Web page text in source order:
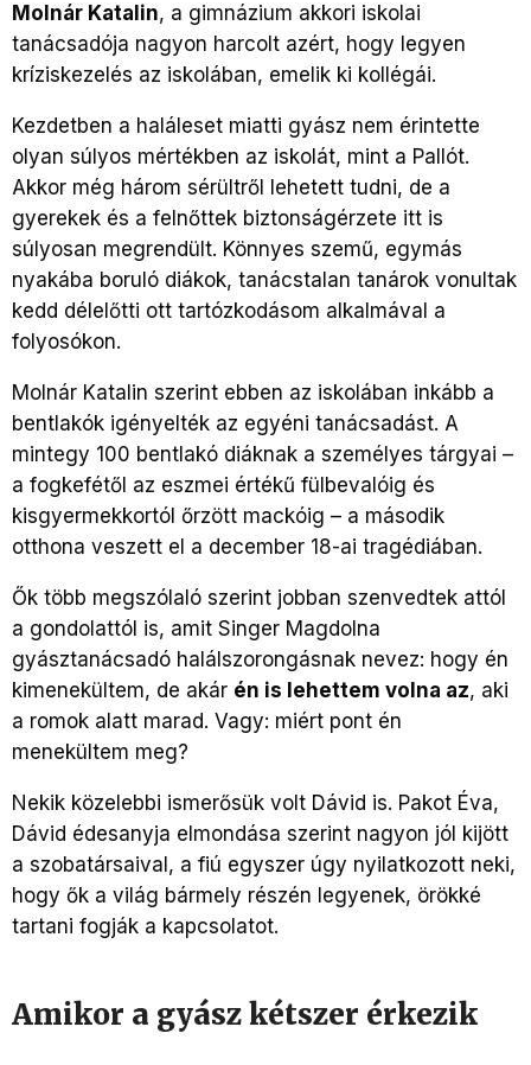
Molnár Katalin, a gimnázium akkori iskolai
tanácsadója nagyon harcolt azért, hogy legyen
kríziskezelés az iskolában, emelik ki kollégái.
Kezdetben a haláleset miatti gyász nem érintette
olyan súlyos mértékben az iskolát, mint a Pallót.
Akkor még három sérültről lehetett tudni, de a
gyerekek és a felnőttek biztonságérzete itt is
súlyosan megrendült. Könnyes szemű, egymás
nyakába boruló diákok, tanácstalan tanárok vonultak
kedd délelőtti ott tartózkodásom alkalmával a
folyosókon.
Molnár Katalin szerint ebben az iskolában inkább a
bentlakók igényelték az egyéni tanácsadást. A
mintegy 100 bentlakó diáknak a személyes tárgyai –
a fogkefétől az eszmei értékű fülbevalóig és
kisgyermekkortól őrzött mackóig – a második
otthona veszett el a december 18-ai tragédiában.
Ők több megszólaló szerint jobban szenvedtek attól
a gondolattól is, amit Singer Magdolna
gyásztanácsadó halálszorongásnak nevez: hogy én
kimenekültem, de akár én is lehettem volna az, aki
a romok alatt marad. Vagy: miért pont én
menekültem meg?
Nekik közelebbi ismerősük volt Dávid is. Pakot Éva,
Dávid édesanyja elmondása szerint nagyon jól kijött
a szobatársaival, a fiú egyszer úgy nyilatkozott neki,
hogy ők a világ bármely részén legyenek, örökké
tartani fogják a kapcsolatot.
Amikor a gyász kétszer érkezik